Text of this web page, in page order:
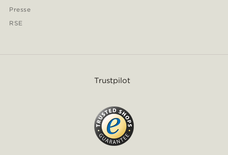
Presse
RSE
Trustpilot